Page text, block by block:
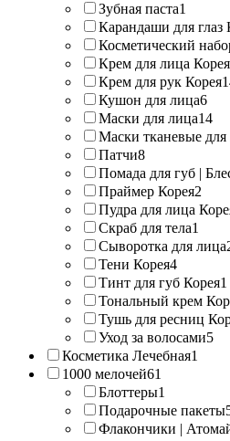
Зубная паста1
Карандаши для глаз
Косметический
Крем для лица Корея
Крем для рук Корея
Кушон для лица6
Маски для лица14
Маски тканевые для
Патчи8
Помада для губ |
Праймер Корея2
Пудра для лица
Скраб для тела1
Сыворотка для лица
Тени Корея4
Тинт для губ Корея1
Тональный крем
Тушь для ресниц
Уход за волосами5
Косметика Лечебная1
1000 мелочей61
Блоттеры1
Подарочные пакеты
Флакончики |